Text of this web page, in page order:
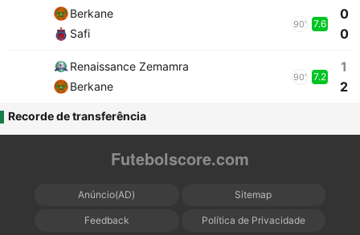
Berkane
Safi
90' 7.6
0
0
Renaissance Zemamra
Berkane
90' 7.2
1
2
Recorde de transferência
Futebolscore.com
Anúncio(AD) Sitemap
Feedback Política de Privacidade